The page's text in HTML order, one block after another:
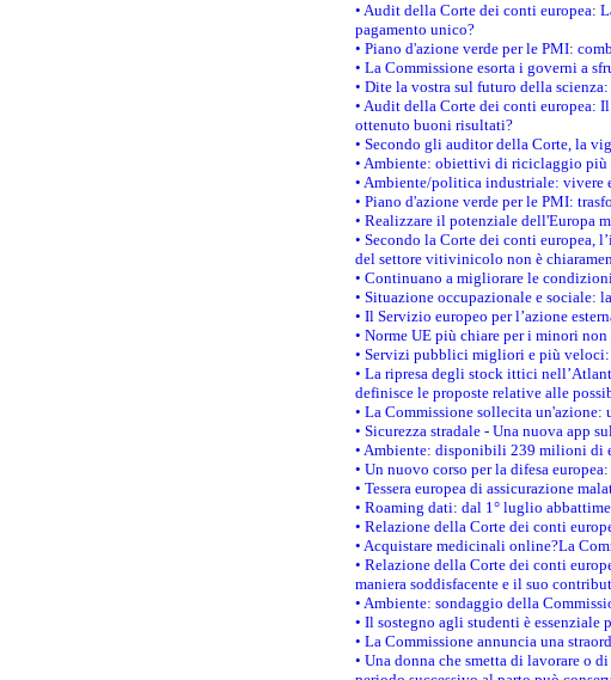
• Audit della Corte dei conti europea:
pagamento unico?
• Piano d'azione verde per le PMI:
• La Commissione esorta i governi a
• Dite la vostra sul futuro della
• Audit della Corte dei conti europea:
ottenuto buoni risultati?
• Secondo gli auditor della Corte, la
• Ambiente: obiettivi di riciclaggio più
• Ambiente/politica industriale:
• Piano d'azione verde per le PMI:
• Realizzare il potenziale dell'Europa
• Secondo la Corte dei conti europea,
del settore vitivinicolo non è
• Continuano a migliorare le
• Situazione occupazionale e sociale:
• Il Servizio europeo per l’azione
• Norme UE più chiare per i minori
• Servizi pubblici migliori e più veloci:
• La ripresa degli stock ittici
definisce le proposte relative alle
• La Commissione sollecita
• Sicurezza stradale - Una nuova app
• Ambiente: disponibili 239 milioni di
• Un nuovo corso per la difesa
• Tessera europea di assicurazione
• Roaming dati: dal 1° luglio
• Relazione della Corte dei conti
• Acquistare medicinali online?La
• Relazione della Corte dei conti
maniera soddisfacente e il suo
• Ambiente: sondaggio della
• Il sostegno agli studenti è essenziale
• La Commissione annuncia una
• Una donna che smetta di lavorare o